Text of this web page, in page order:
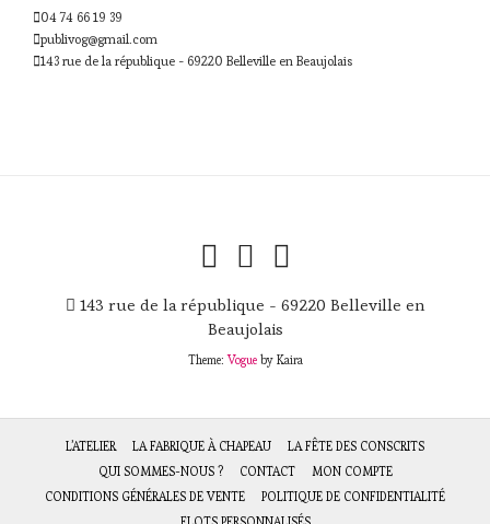
04 74 66 19 39
publivog@gmail.com
143 rue de la république - 69220 Belleville en Beaujolais
143 rue de la république - 69220 Belleville en
Beaujolais
Theme:Vogueby Kaira
L’ATELIER LA FABRIQUE À CHAPEAU
LA FÊTE DES CONSCRITS
QUI SOMMES-NOUS ?
CONTACT
MON COMPTE
CONDITIONS GÉNÉRALES DE VENTE
POLITIQUE DE CONFIDENTIALITÉ